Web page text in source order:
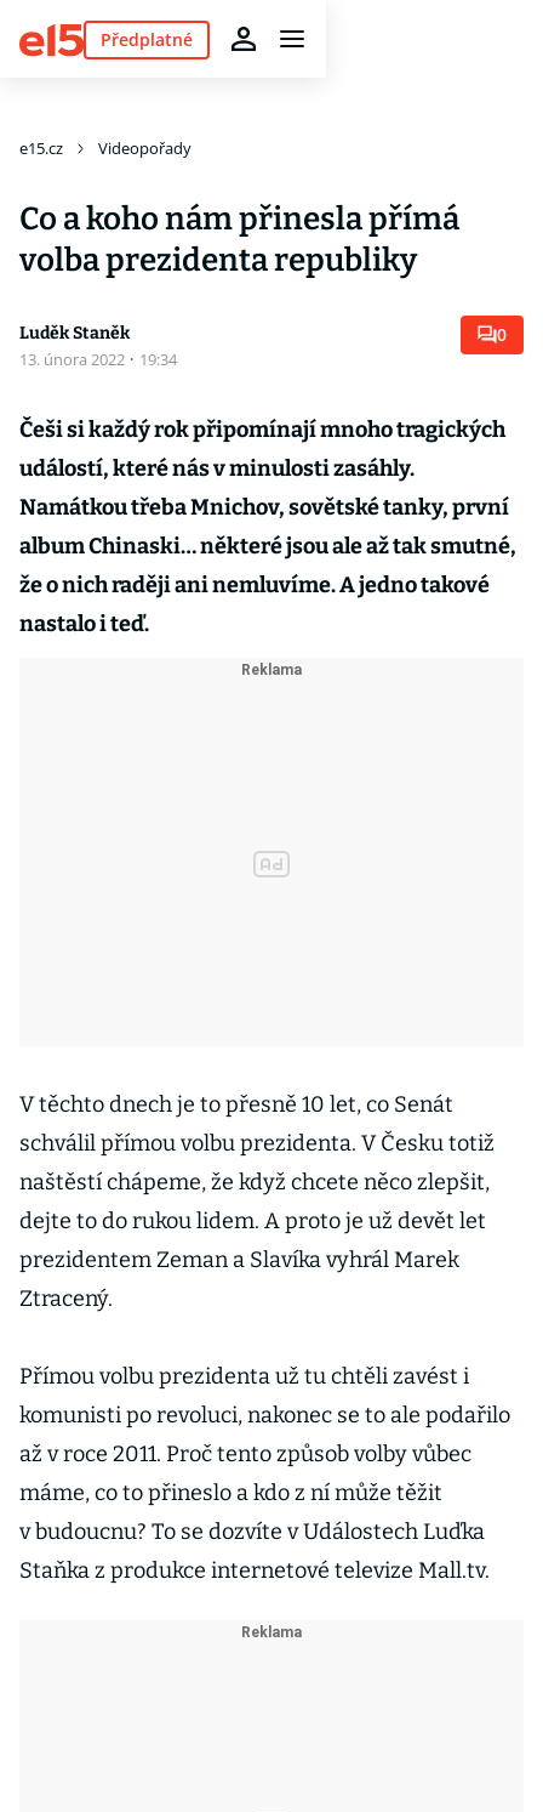
Předplatné
e15.cz Videopořady
Co a koho nám přinesla přímá
volba prezidenta republiky
Luděk Staněk
13. února 2022 · 19:34
0
Češi si každý rok připomínají mnoho tragických
událostí, které nás v minulosti zasáhly.
Namátkou třeba Mnichov, sovětské tanky, první
album Chinaski… některé jsou ale až tak smutné,
že o nich raději ani nemluvíme. A jedno takové
nastalo i teď.
V těchto dnech je to přesně 10 let, co Senát
schválil přímou volbu prezidenta. V Česku totiž
naštěstí chápeme, že když chcete něco zlepšit,
dejte to do rukou lidem. A proto je už devět let
prezidentem Zeman a Slavíka vyhrál Marek
Ztracený.
Přímou volbu prezidenta už tu chtěli zavést i
komunisti po revoluci, nakonec se to ale podařilo
až v roce 2011. Proč tento způsob volby vůbec
máme, co to přineslo a kdo z ní může těžit
v budoucnu? To se dozvíte v Událostech Luďka
Staňka z produkce internetové televize Mall.tv.